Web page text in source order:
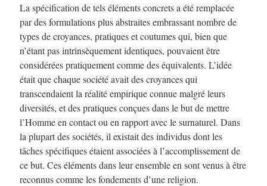
La spécification de tels éléments concrets a été remplacée
par des formulations plus abstraites embrassant nombre de
types de croyances, pratiques et coutumes qui, bien que
n’étant pas intrinsèquement identiques, pouvaient être
considérées pratiquement comme des équivalents. L’idée
était que chaque société avait des croyances qui
transcendaient la réalité empirique connue malgré leurs
diversités, et des pratiques conçues dans le but de mettre
l’Homme en contact ou en rapport avec le surnaturel. Dans
la plupart des sociétés, il existait des individus dont les
tâches spécifiques étaient associées à l’accomplissement de
ce but. Ces éléments dans leur ensemble en sont venus à être
reconnus comme les fondements d’une religion.